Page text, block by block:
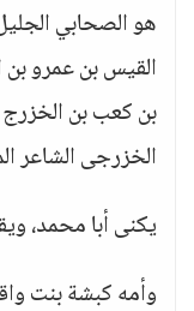
هو الصحابي
القيس بن عمرو بن
بن كعب بن الخزرج
الخزرجى الشاعر
يكنى أبا محمد،
وأمه كبشة بنت